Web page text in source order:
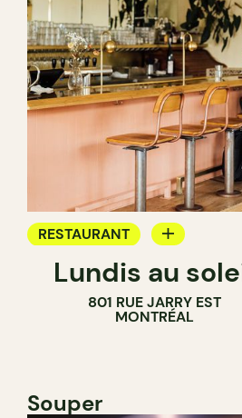
RESTAURANT
BAR À VIN
Lundis au
801 RUE JARRY EST
MONTRÉAL
Souper